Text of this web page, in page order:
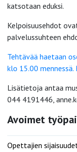
katsotaan eduksi.
Kelpoisuusehdot
palvelussuhteen
Tehtävää haetaan
klo 15.00
Lisätietoja antaa
044 4191446,
Avoimet
Opettajien